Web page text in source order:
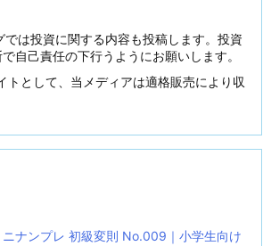
は投資に関する内容も投稿します。投資
自己責任の下行うようにお願いします。
トとして、当メディアは適格販売により収
ニナンプレ 初級変則 No.009｜小学生向け